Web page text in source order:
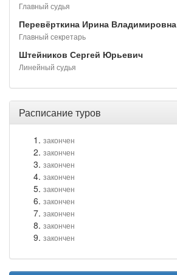
Главный судья
Перевёрткина Ирина Владимировна
Главный секретарь
Штейников Сергей Юрьевич
Линейный судья
Расписание туров
закончен
закончен
закончен
закончен
закончен
закончен
закончен
закончен
закончен